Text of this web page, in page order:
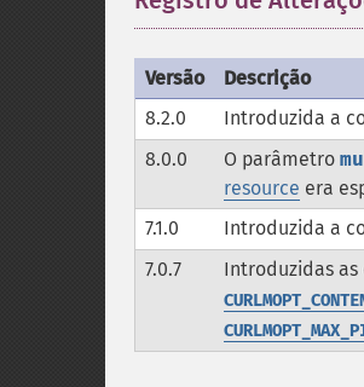
Versão
Descrição
8.2.0
Introduzida a
8.0.0
O parâmetro
resource era
7.1.0
Introduzida a
7.0.7
Introduzidas as